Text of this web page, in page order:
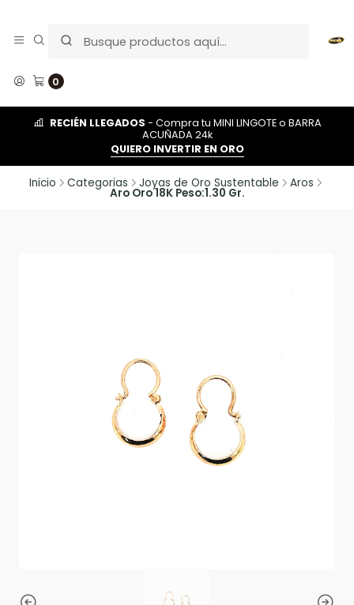
0
RECIÉN LLEGADOS - Compra tu MINI LINGOTE o BARRA
ACUÑADA 24k
QUIERO INVERTIR EN ORO
Inicio Categorias Joyas de Oro Sustentable Aros
Aro Oro 18K Peso:1.30 Gr.